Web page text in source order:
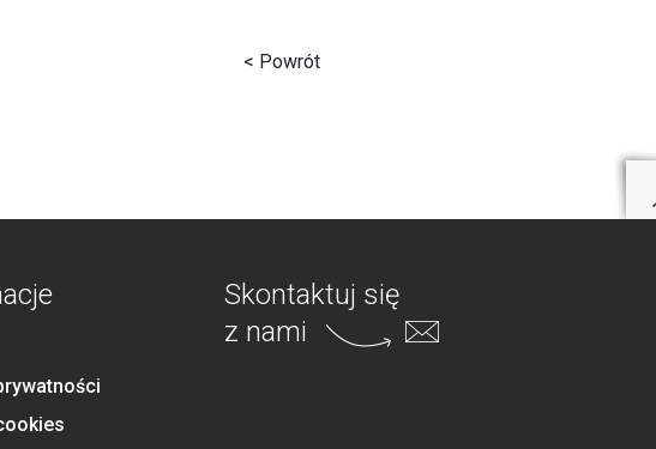
< Powrót
Skontaktuj się
z nami